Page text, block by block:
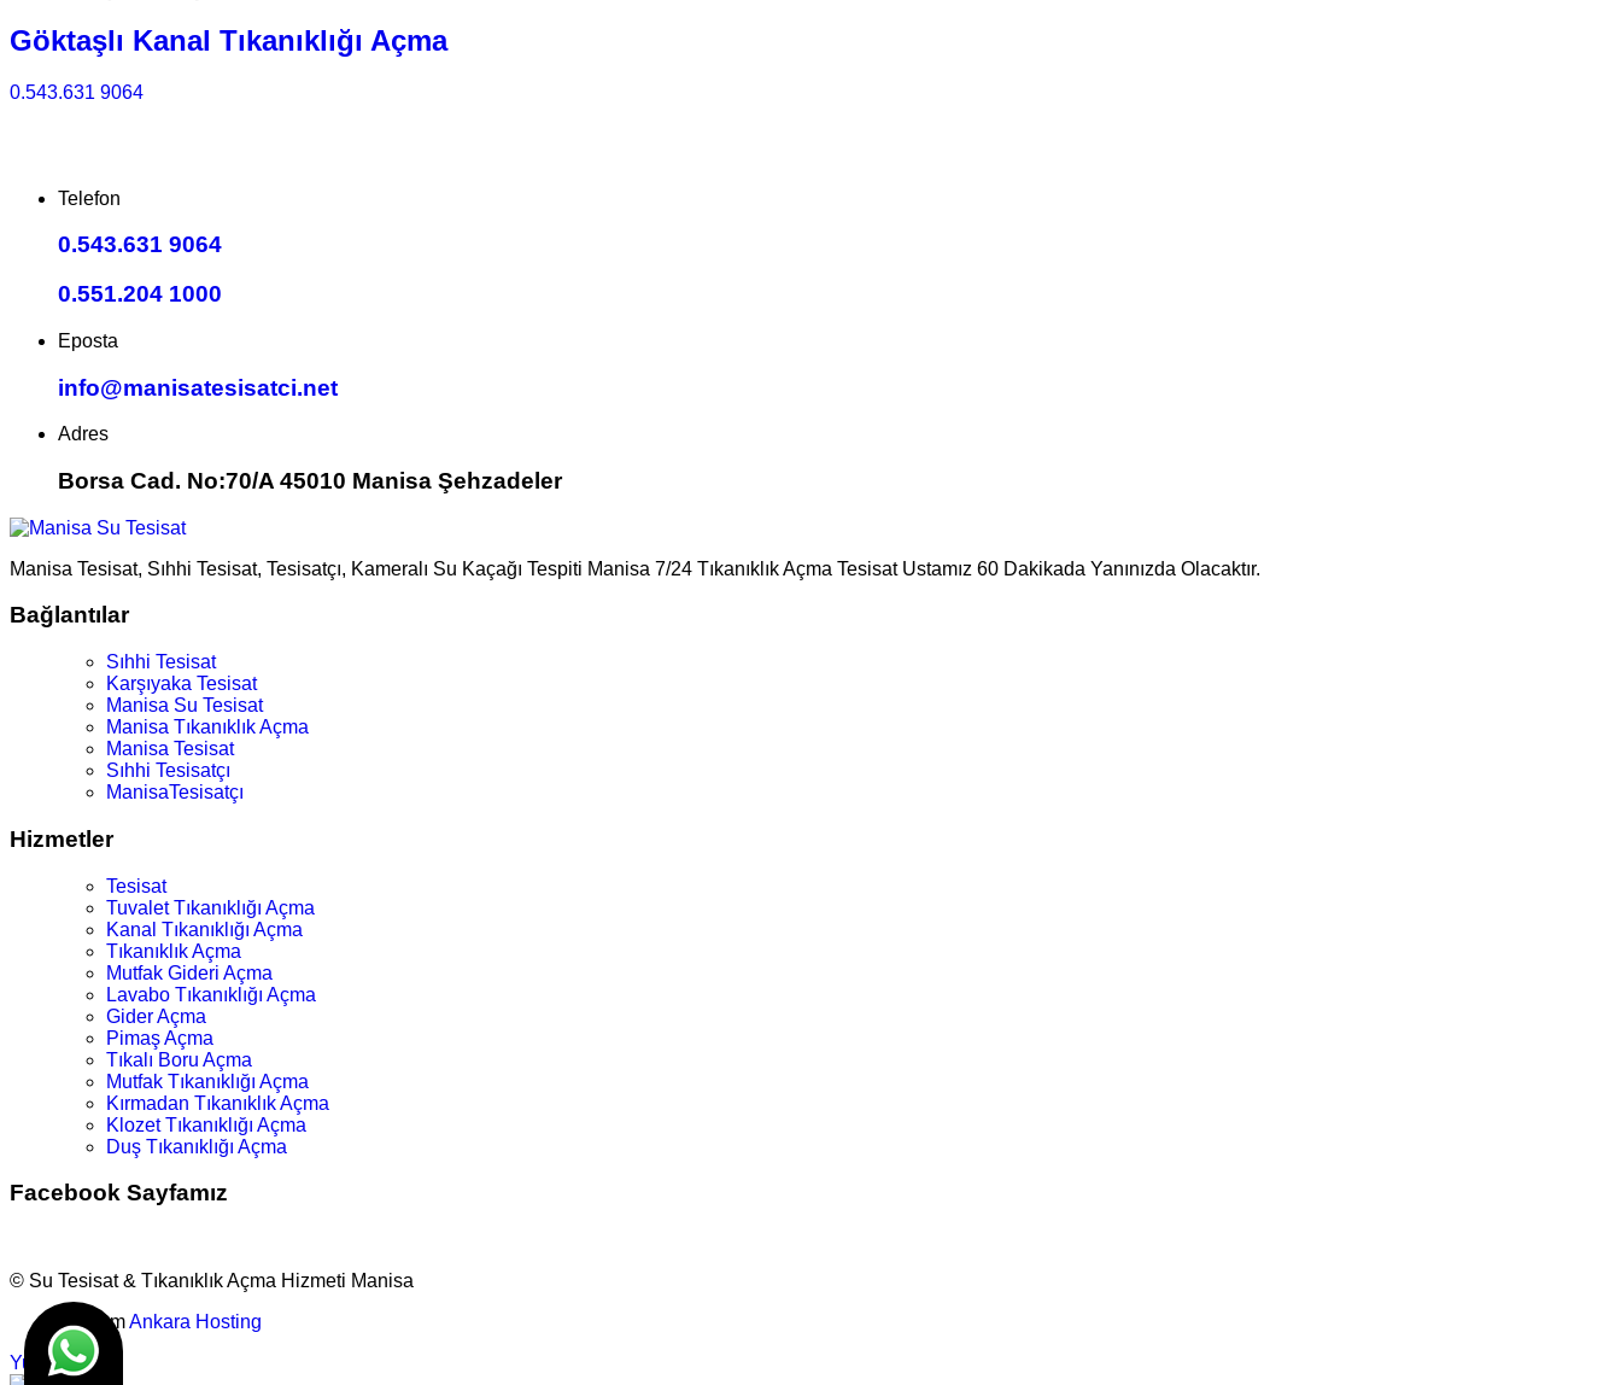
Göktaşlı Kanal Tıkanıklığı Açma
0.543.631 9064
Telefon
0.543.631 9064
0.551.204 1000
Eposta
info@manisatesisatci.net
Adres
Borsa Cad. No:70/A 45010 Manisa Şehzadeler
Manisa Tesisat, Sıhhi Tesisat, Tesisatçı, Kameralı Su Kaçağı Tespiti Manisa 7/24 Tıkanıklık Açma Tesisat Ustamız 60 Dakikada Yanınızda Olacaktır.
Bağlantılar
Sıhhi Tesisat
Karşıyaka Tesisat
Manisa Su Tesisat
Manisa Tıkanıklık Açma
Manisa Tesisat
Sıhhi Tesisatçı
ManisaTesisatçı
Hizmetler
Tesisat
Tuvalet Tıkanıklığı Açma
Kanal Tıkanıklığı Açma
Tıkanıklık Açma
Mutfak Gideri Açma
Lavabo Tıkanıklığı Açma
Gider Açma
Pimaş Açma
Tıkalı Boru Açma
Mutfak Tıkanıklığı Açma
Kırmadan Tıkanıklık Açma
Klozet Tıkanıklığı Açma
Duş Tıkanıklığı Açma
Facebook Sayfamız
© Su Tesisat & Tıkanıklık Açma Hizmeti Manisa
TasarımAnkara Hosting
Yukarı